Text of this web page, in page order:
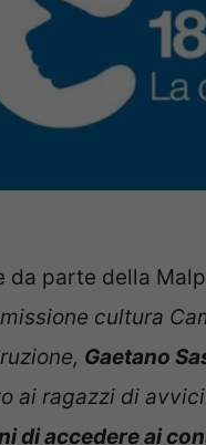
da parte della
cultura
Gaetano
ai ragazzi di
di accedere ai